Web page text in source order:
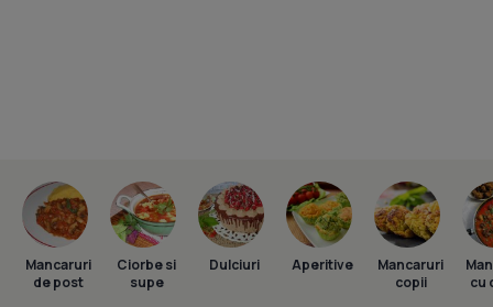
Mancaruri
de post
Ciorbe si
supe
Dulciuri Aperitive
Mancaruri
copii
cu